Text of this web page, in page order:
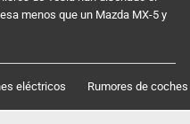
menos que un Mazda MX-5 y
eléctricos Rumores de coches